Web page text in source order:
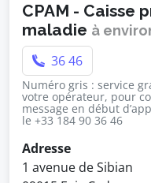
CPAM - Caisse
maladie à
36 46
Numéro gris : service
votre opérateur, pour
message en début
le +33 184 90 36 46
Adresse
1 avenue de Sibian